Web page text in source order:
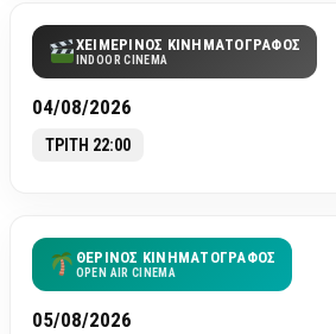
ΧΕΙΜΕΡΙΝΟΣ ΚΙΝΗΜΑΤΟΓΡΑΦΟΣ
INDOOR CINEMA
04/08/2026
ΤΡΙΤΗ 22:00
ΘΕΡΙΝΟΣ ΚΙΝΗΜΑΤΟΓΡΑΦΟΣ
OPEN AIR CINEMA
05/08/2026